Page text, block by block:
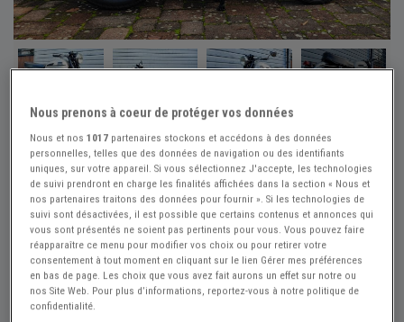
+2
Réf : A884054 Publiée le : 08/07/2026
NORTON Atlas - 1966
Créer une alerte NORTON Atlas
9 500 €
Vendeur Particulier
Nous prenons à coeur de protéger vos données
Nous et nos1017 partenaires stockons et accédons à des données
personnelles, telles que des données de navigation ou des identifiants
uniques, sur votre appareil. Si vous sélectionnez J'accepte, les technologies
de suivi prendront en charge les finalités affichées dans la section « Nous et
nos partenaires traitons des données pour fournir ». Si les technologies de
suivi sont désactivées, il est possible que certains contenus et annonces qui
vous sont présentés ne soient pas pertinents pour vous. Vous pouvez faire
réapparaître ce menu pour modifier vos choix ou pour retirer votre
consentement à tout moment en cliquant sur le lien Gérer mes préférences
en bas de page. Les choix que vous avez fait aurons un effet sur notre ou
nos Site Web. Pour plus d’informations, reportez-vous à notre politique de
confidentialité.